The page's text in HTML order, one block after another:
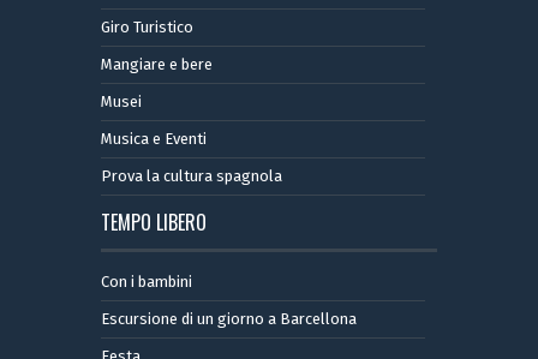
Giro Turistico
Mangiare e bere
Musei
Musica e Eventi
Prova la cultura spagnola
TEMPO LIBERO
Con i bambini
Escursione di un giorno a Barcellona